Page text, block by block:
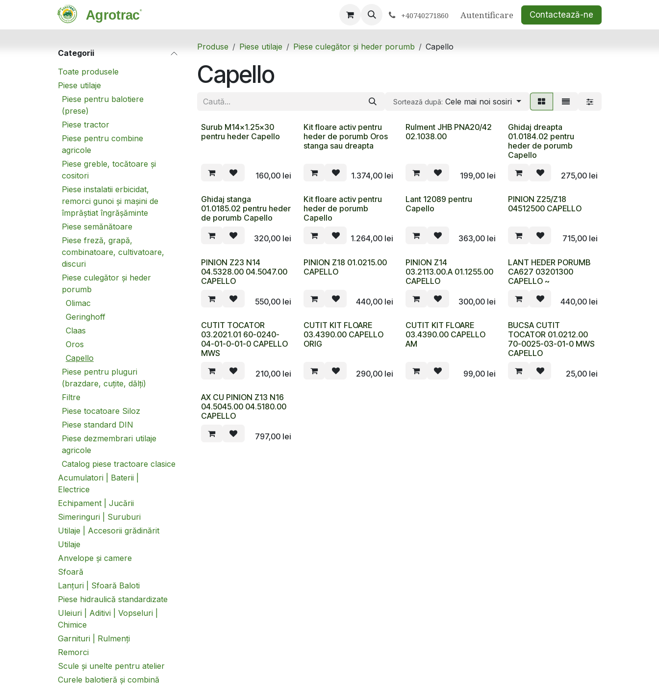
+40740271860 Autentificare Contactează-ne
Categorii
Toate produsele
Piese utilaje
Piese pentru balotiere
(prese)
Piese tractor
Piese pentru combine
agricole
Piese greble, tocătoare și
cositori
Piese instalatii erbicidat,
remorci gunoi și mașini de
împrăștiat îngrășăminte
Piese semănătoare
Piese freză, grapă,
combinatoare, cultivatoare,
discuri
Piese culegător și heder
porumb
Olimac
Geringhoff
Claas
Oros
Capello
Piese pentru pluguri
(brazdare, cuțite, dălți)
Filtre
Piese tocatoare Siloz
Piese standard DIN
Piese dezmembrari utilaje
agricole
Catalog piese tractoare clasice
Acumulatori | Baterii |
Electrice
Echipament | Jucării
Simeringuri | Suruburi
Utilaje | Accesorii grădinărit
Utilaje
Anvelope și camere
Sfoară
Lanțuri | Sfoară Baloti
Piese hidraulică standardizate
Uleiuri | Aditivi | Vopseluri |
Chimice
Garnituri | Rulmenți
Remorci
Scule și unelte pentru atelier
Curele balotieră și combină
Produse Piese utilaje Piese culegător și heder porumb Capello
Capello
Sortează după: Cele mai noi sosiri
Surub M14x1.25x30
pentru heder Capello
160,00lei
Kit floare activ pentru
heder de porumb Oros
stanga sau dreapta
1.374,00 lei
Rulment JHB PNA20/42
02.1038.00
199,00lei
Ghidaj dreapta
01.0184.02 pentru
heder de porumb
Capello
275,00 lei
Ghidaj stanga
01.0185.02 pentru heder
de porumb Capello
320,00lei
Kit floare activ pentru
heder de porumb
Capello
1.264,00 lei
Lant 12089 pentru
Capello
363,00lei
PINION Z25/Z18
04512500 CAPELLO
715,00 lei
PINION Z23 N14
04.5328.00 04.5047.00
CAPELLO
550,00lei
PINION Z18 01.0215.00
CAPELLO
440,00 lei
PINION Z14
03.2113.00.A 01.1255.00
CAPELLO
300,00lei
LANT HEDER PORUMB
CA627 03201300
CAPELLO ~
440,00 lei
CUTIT TOCATOR
03.2021.01 60-0240-
04-01-0-01-0 CAPELLO
MWS
210,00lei
CUTIT KIT FLOARE
03.4390.00 CAPELLO
ORIG
290,00 lei
CUTIT KIT FLOARE
03.4390.00 CAPELLO
AM
99,00lei
BUCSA CUTIT
TOCATOR 01.0212.00
70-0025-03-01-0 MWS
CAPELLO
25,00 lei
AX CU PINION Z13 N16
04.5045.00 04.5180.00
CAPELLO
797,00lei